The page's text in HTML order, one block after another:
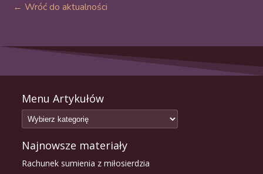
← Wróć do aktualności
Menu Artykułów
Najnowsze materiały
Rachunek sumienia z miłosierdzia